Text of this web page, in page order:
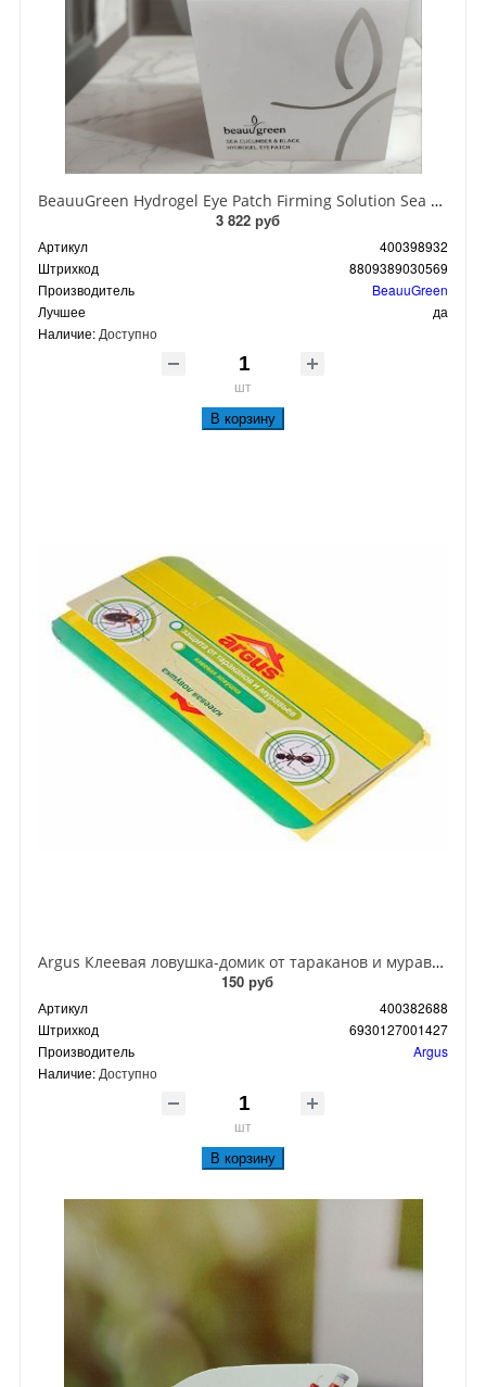
BeauuGreen Hydrogel Eye Patch Firming Solution Sea Cocumber & Black Гидрогелевые патчи для кожи вокруг глаз с экстрактом черного морского огурца 60 шт 90 гр
3 822 руб
Артикул
400398932
Штрихкод
8809389030569
Производитель
BeauuGreen
Лучшее
да
Наличие: Доступно
шт
В корзину
Argus Клеевая ловушка-домик от тараканов и муравьев
150 руб
Артикул
400382688
Штрихкод
6930127001427
Производитель
Argus
Наличие:Доступно
шт
В корзину